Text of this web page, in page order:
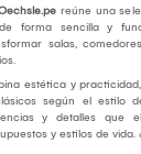
reúne una
forma sencilla y
salas,
estética y
según el estilo
y detalles que
y estilos de vida.